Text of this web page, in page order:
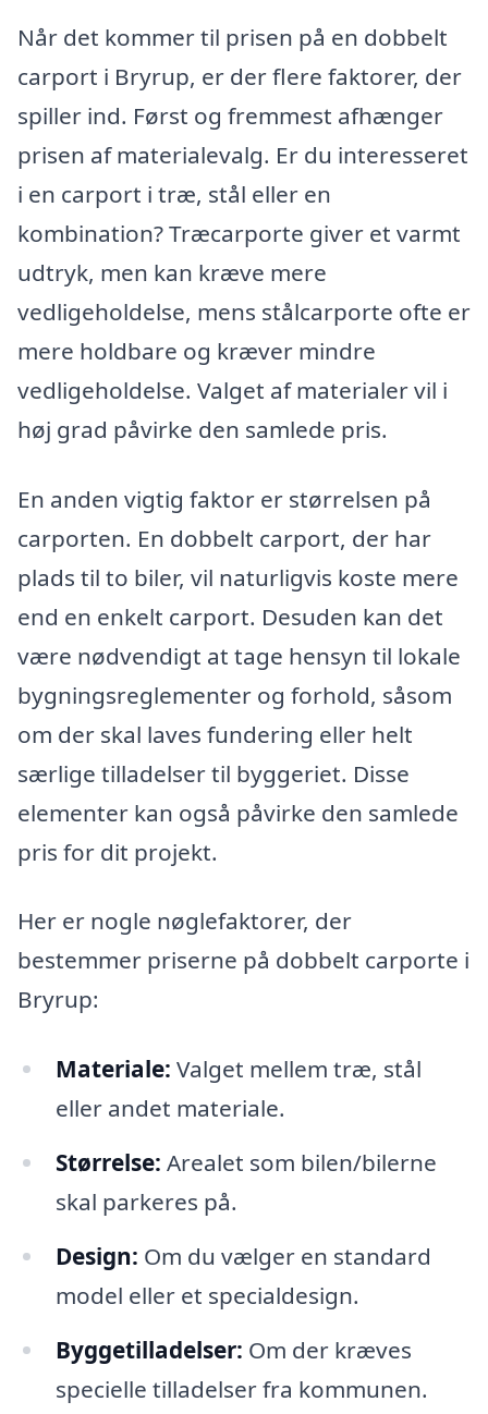
Når det kommer til prisen på en dobbelt
carport i Bryrup, er der flere faktorer, der
spiller ind. Først og fremmest afhænger
prisen af materialevalg. Er du interesseret
i en carport i træ, stål eller en
kombination? Træcarporte giver et varmt
udtryk, men kan kræve mere
vedligeholdelse, mens stålcarporte ofte er
mere holdbare og kræver mindre
vedligeholdelse. Valget af materialer vil i
høj grad påvirke den samlede pris.
En anden vigtig faktor er størrelsen på
carporten. En dobbelt carport, der har
plads til to biler, vil naturligvis koste mere
end en enkelt carport. Desuden kan det
være nødvendigt at tage hensyn til lokale
bygningsreglementer og forhold, såsom
om der skal laves fundering eller helt
særlige tilladelser til byggeriet. Disse
elementer kan også påvirke den samlede
pris for dit projekt.
Her er nogle nøglefaktorer, der
bestemmer priserne på dobbelt carporte i
Bryrup:
Materiale: Valget mellem træ, stål
eller andet materiale.
Størrelse: Arealet som bilen/bilerne
skal parkeres på.
Design: Om du vælger en standard
model eller et specialdesign.
Byggetilladelser: Om der kræves
specielle tilladelser fra kommunen.